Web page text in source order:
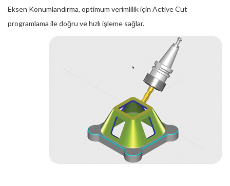
Eksen Konumlandırma, optimum verimlilik için Active Cut
programlama ile doğru ve hızlı işleme sağlar.